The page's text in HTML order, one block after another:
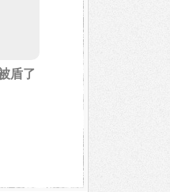
盾了